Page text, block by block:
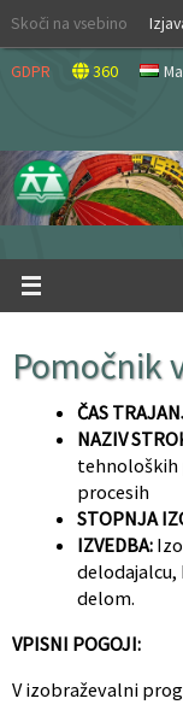
Skip
content
Skoči na vsebino
GDPR 360
Pomočnik
ČAS
NAZIV
tehnoloških
procesih
STOPNJA
IZVEDBA:
delodajalcu,
delom.
VPISNI POGOJI:
V izobraževalni